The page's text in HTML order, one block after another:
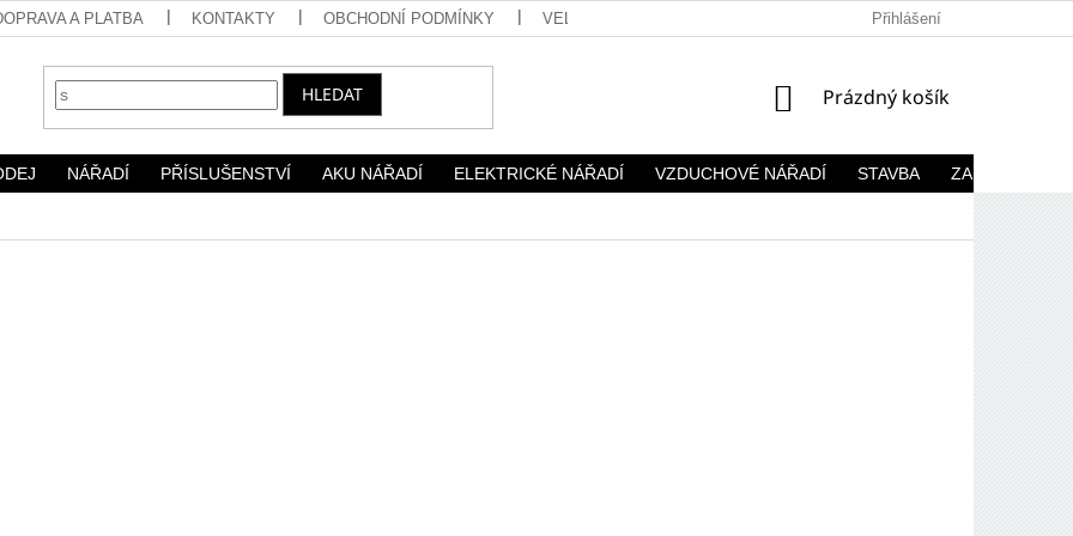
A PLATBA KONTAKTY OBCHODNÍ PODMÍNKY VELKOOBCHOD Přihlášení
HLEDAT
NÁKUPNÍ
Prázdný košík
NÁŘADÍ PŘÍSLUŠENSTVÍ AKU NÁŘADÍ ELEKTRICKÉ NÁŘADÍ VZDUCHOVÉ NÁŘADÍ STAVBA ZAHRADA